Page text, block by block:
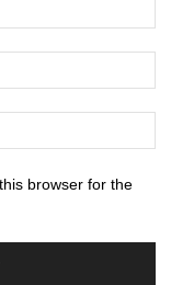
browser for the